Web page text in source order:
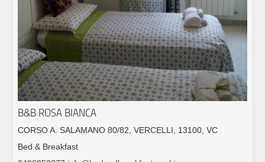
B&B ROSA BIANCA
CORSO A. SALAMANO 80/82, VERCELLI, 13100, VC
Bed & Breakfast